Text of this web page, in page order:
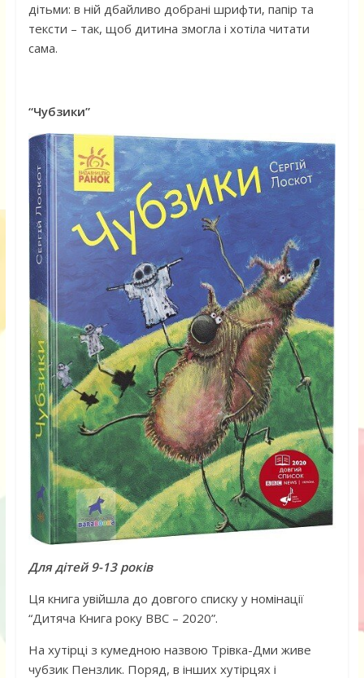
дітьми: в ній дбайливо добрані шрифти, папір та
тексти – так, щоб дитина змогла і хотіла читати
сама.
“Чубзики”
Для дітей 9-13 років
Ця книга увійшла до довгого списку у номінації
“Дитяча Книга року BBC – 2020”.
На хутірці з кумедною назвою Трівка-Дми живе
чубзик Пензлик. Поряд, в інших хутірцях і